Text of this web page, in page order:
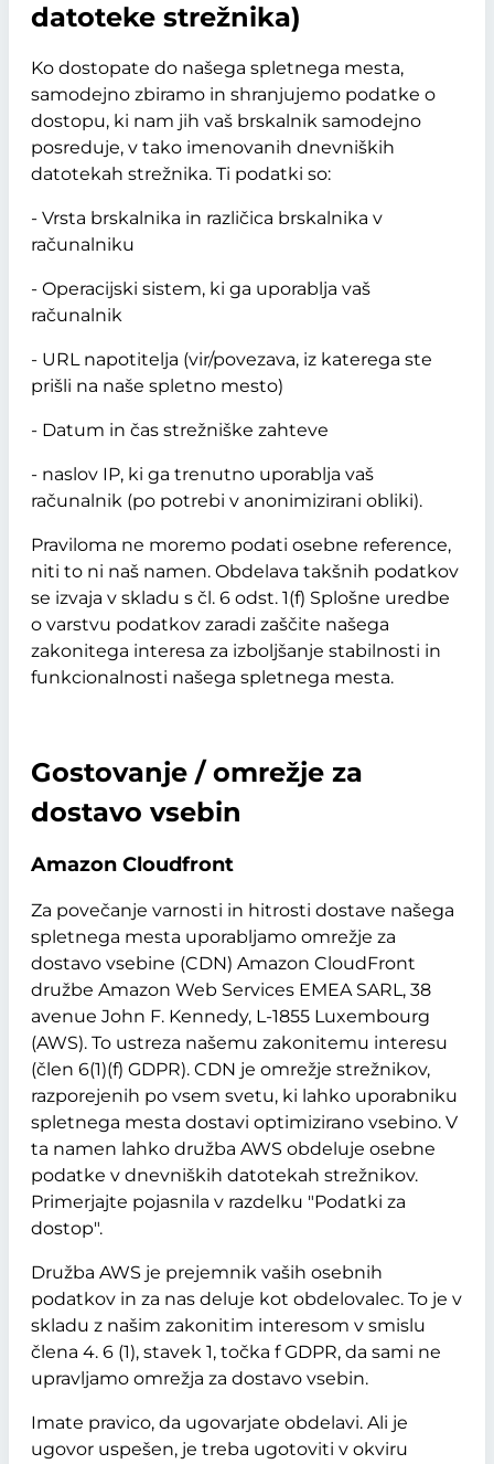
datoteke strežnika)
Ko dostopate do našega spletnega mesta,
samodejno zbiramo in shranjujemo podatke o
dostopu, ki nam jih vaš brskalnik samodejno
posreduje, v tako imenovanih dnevniških
datotekah strežnika. Ti podatki so:
- Vrsta brskalnika in različica brskalnika v
računalniku
- Operacijski sistem, ki ga uporablja vaš
računalnik
- URL napotitelja (vir/povezava, iz katerega ste
prišli na naše spletno mesto)
- Datum in čas strežniške zahteve
- naslov IP, ki ga trenutno uporablja vaš
računalnik (po potrebi v anonimizirani obliki).
Praviloma ne moremo podati osebne reference,
niti to ni naš namen. Obdelava takšnih podatkov
se izvaja v skladu s čl. 6 odst. 1(f) Splošne uredbe
o varstvu podatkov zaradi zaščite našega
zakonitega interesa za izboljšanje stabilnosti in
funkcionalnosti našega spletnega mesta.
Gostovanje / omrežje za
dostavo vsebin
Amazon Cloudfront
Za povečanje varnosti in hitrosti dostave našega
spletnega mesta uporabljamo omrežje za
dostavo vsebine (CDN) Amazon CloudFront
družbe Amazon Web Services EMEA SARL, 38
avenue John F. Kennedy, L-1855 Luxembourg
(AWS). To ustreza našemu zakonitemu interesu
(člen 6(1)(f) GDPR). CDN je omrežje strežnikov,
razporejenih po vsem svetu, ki lahko uporabniku
spletnega mesta dostavi optimizirano vsebino. V
ta namen lahko družba AWS obdeluje osebne
podatke v dnevniških datotekah strežnikov.
Primerjajte pojasnila v razdelku "Podatki za
dostop".
Družba AWS je prejemnik vaših osebnih
podatkov in za nas deluje kot obdelovalec. To je v
skladu z našim zakonitim interesom v smislu
člena 4. 6 (1), stavek 1, točka f GDPR, da sami ne
upravljamo omrežja za dostavo vsebin.
Imate pravico, da ugovarjate obdelavi. Ali je
ugovor uspešen, je treba ugotoviti v okviru